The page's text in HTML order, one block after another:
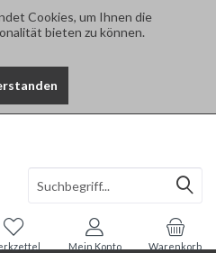
Cookies, um Ihnen die
bieten zu können.
Warenkorb
Mein Konto